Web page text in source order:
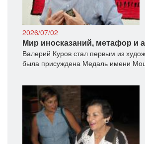
2026/07/02
Мир иносказаний, метафор и
Валерий Куров стал первым из
была присуждена Медаль имени